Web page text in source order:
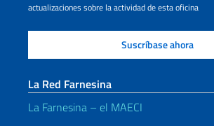
actualizaciones sobre la actividad de esta oficina
La Red Farnesina
La Farnesina – el MAECI